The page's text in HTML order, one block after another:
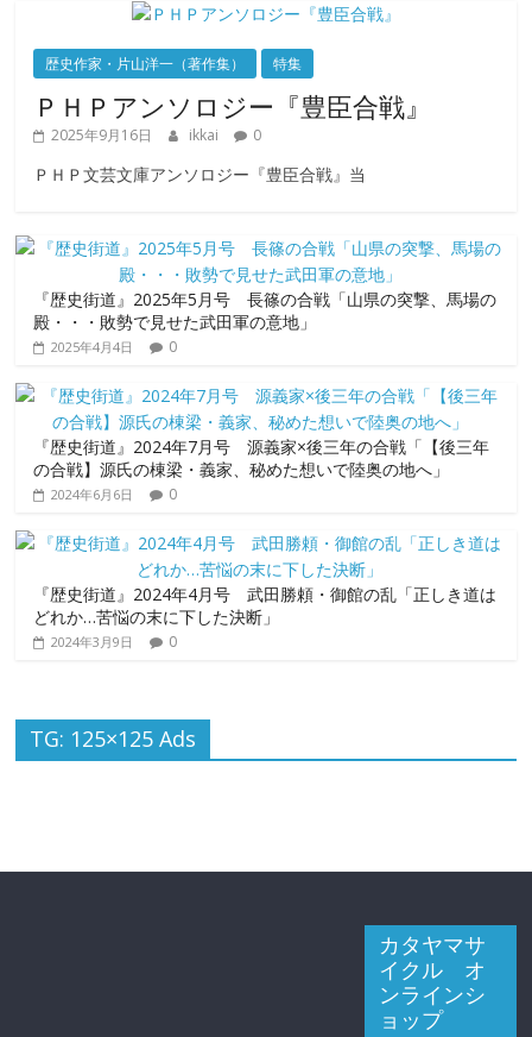
歴史作家・片山洋一（著作集） 特集
ＰＨＰアンソロジー『豊臣合戦』
2025年9月16日 ikkai 0
ＰＨＰ文芸文庫アンソロジー『豊臣合戦』当
『歴史街道』2025年5月号 長篠の合戦「山県の突撃、馬場の
殿・・・敗勢で見せた武田軍の意地」
2025年4月4日 0
『歴史街道』2024年7月号 源義家×後三年の合戦「【後三年
の合戦】源氏の棟梁・義家、秘めた想いで陸奥の地へ」
2024年6月6日 0
『歴史街道』2024年4月号 武田勝頼・御館の乱「正しき道は
どれか…苦悩の末に下した決断」
2024年3月9日 0
TG: 125×125 Ads
カタヤマサ
イクル オ
ンラインシ
ョップ